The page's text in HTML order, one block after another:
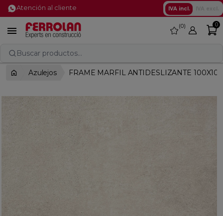
Atención al cliente IVA incl.
 favorite
0 0
Buscar productos...
Azulejos FRAME MARFIL ANTIDESLIZANTE